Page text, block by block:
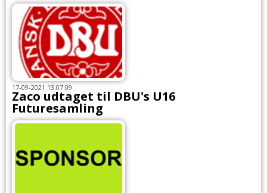
17-09-2021 13:07:09
Zaco udtaget til DBU's U16
Futuresamling